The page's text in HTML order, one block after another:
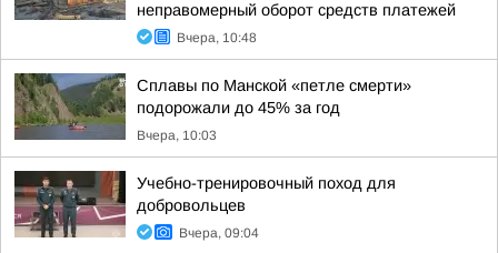
неправомерный оборот средств платежей
Вчера, 10:48
Сплавы по Манской «петле смерти»
подорожали до 45% за год
Вчера, 10:03
Учебно-тренировочный поход для
добровольцев
Вчера, 09:04